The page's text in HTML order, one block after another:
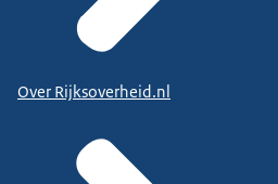
Over Rijksoverheid.nl